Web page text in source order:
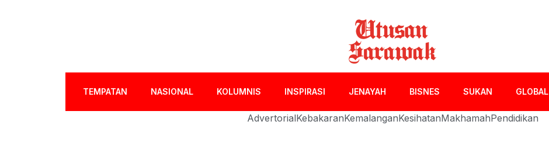
TEMPATAN NASIONAL KOLUMNIS INSPIRASI JENAYAH BISNES SUKAN GLOBAL
AdvertorialKebakaranKemalanganKesihatanMakhamahPendidikan